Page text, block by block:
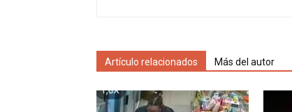
Artículo relacionados Más del autor